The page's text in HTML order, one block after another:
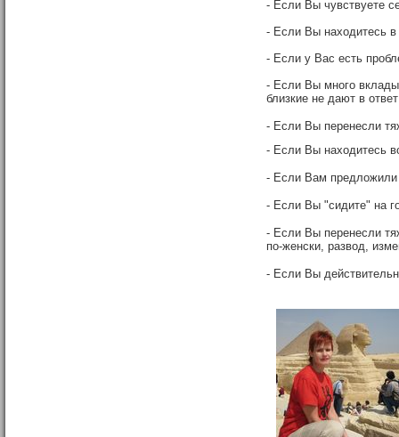
- Если Вы чувствуете
- Если Вы находитесь
- Если у Вас есть
- Если Вы много
близкие не дают в
- Если Вы перенесли
- Если Вы находитесь
- Если Вам предложили
- Если Вы "сидите" на
- Если Вы перенесли
по-женски, развод,
- Если Вы